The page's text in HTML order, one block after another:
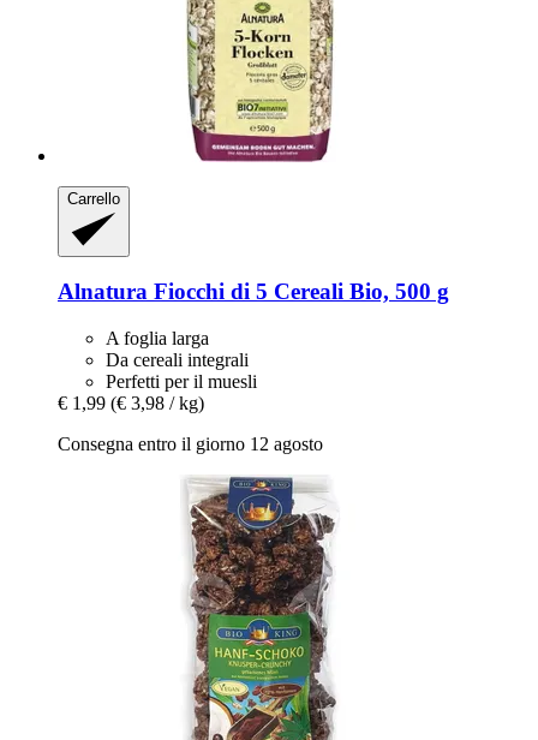
Carrello
Alnatura Fiocchi di 5 Cereali Bio, 500 g
A foglia larga
Da cereali integrali
Perfetti per il muesli
€ 1,99 (€ 3,98 / kg)
Consegna entro il giorno 12 agosto